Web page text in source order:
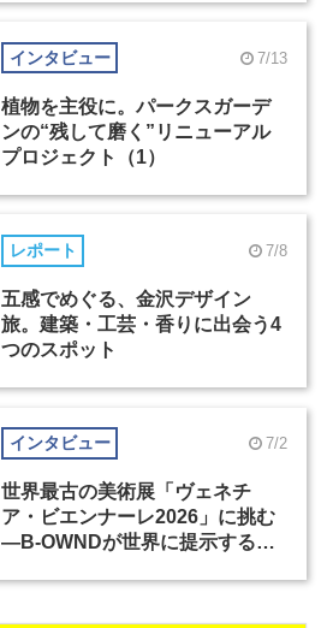
インタビュー 7/13
植物を主役に。パークスガーデ
ンの“残して磨く”リニューアル
プロジェクト（1）
レポート 7/8
五感でめぐる、金沢デザイン
旅。建築・工芸・香りに出会う4
つのスポット
インタビュー 7/2
世界最古の美術展「ヴェネチ
ア・ビエンナーレ2026」に挑む
―B-OWNDが世界に提示する美